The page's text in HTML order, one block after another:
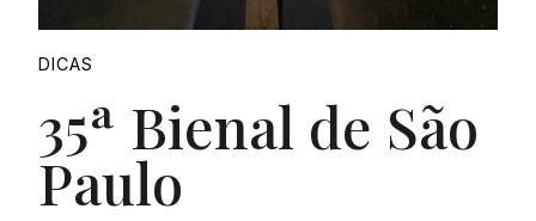
DICAS
35ª Bienal de São
Paulo